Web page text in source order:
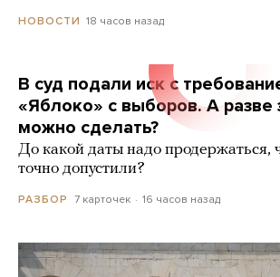
НОВОСТИ 18 часов назад
В суд подали иск с
«Яблоко» с выборов. А разве
можно сделать?
До какой даты надо продержаться,
точно допустили?
РАЗБОР 7 карточек 16 часов назад